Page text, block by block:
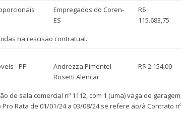
Empregados do Coren-
ES
R$
115.683,75
na rescisão contratual.
- PF
Andrezza Pimentel
Rosetti Alencar
R$ 2.154,00
sala comercial nº 1112, com 1 (uma) vaga de
Pro Rata de 01/01/24 a 03/08/24 se refere ao/à Contrato